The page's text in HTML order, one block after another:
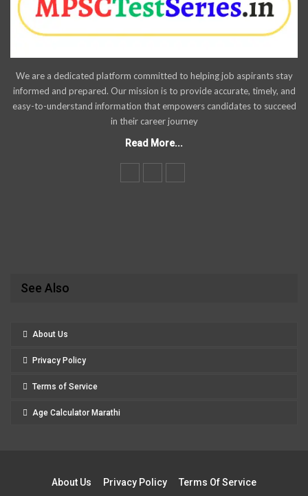
We are a dedicated platform committed to helping job aspirants stay
informed and prepared. Our mission is to provide accurate, timely, and
easy-to-understand information that empowers candidates to succeed
in their career journey
Read More...
See Also
About Us
Privacy Policy
Terms of Service
Age Calculator Marathi
About Us Privacy Policy Terms Of Service